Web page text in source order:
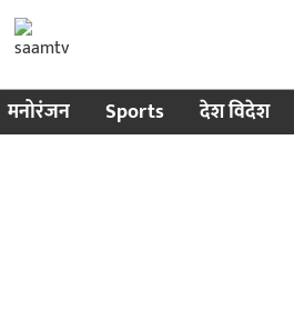
मनोरंजन Sports देश विदेश